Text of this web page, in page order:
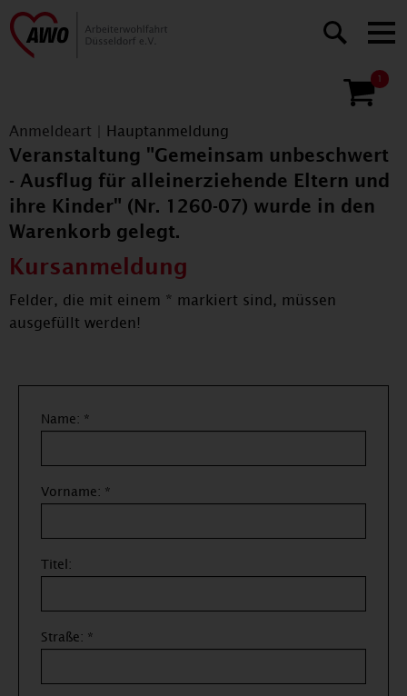
1
Anmeldeart Hauptanmeldung
Veranstaltung "Gemeinsam unbeschwert
- Ausflug für alleinerziehende Eltern und
ihre Kinder" (Nr. 1260-07) wurde in den
Warenkorb gelegt.
Kursanmeldung
Felder, die mit einem * markiert sind, müssen
ausgefüllt werden!
Name: *
Vorname: *
Titel:
Straße: *